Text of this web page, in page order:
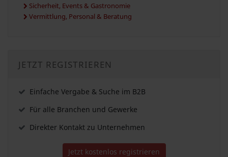
Sicherheit, Events & Gastronomie
Vermittlung, Personal & Beratung
JETZT REGISTRIEREN
Einfache Vergabe & Suche im B2B
Für alle Branchen und Gewerke
Direkter Kontakt zu Unternehmen
Jetzt kostenlos registrieren